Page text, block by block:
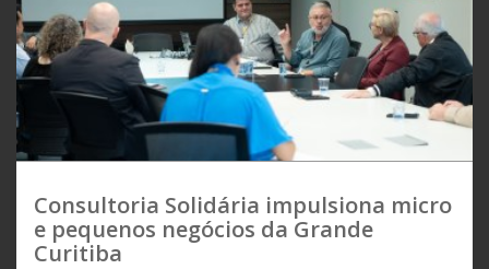
Consultoria Solidária impulsiona micro
e pequenos negócios da Grande
Curitiba